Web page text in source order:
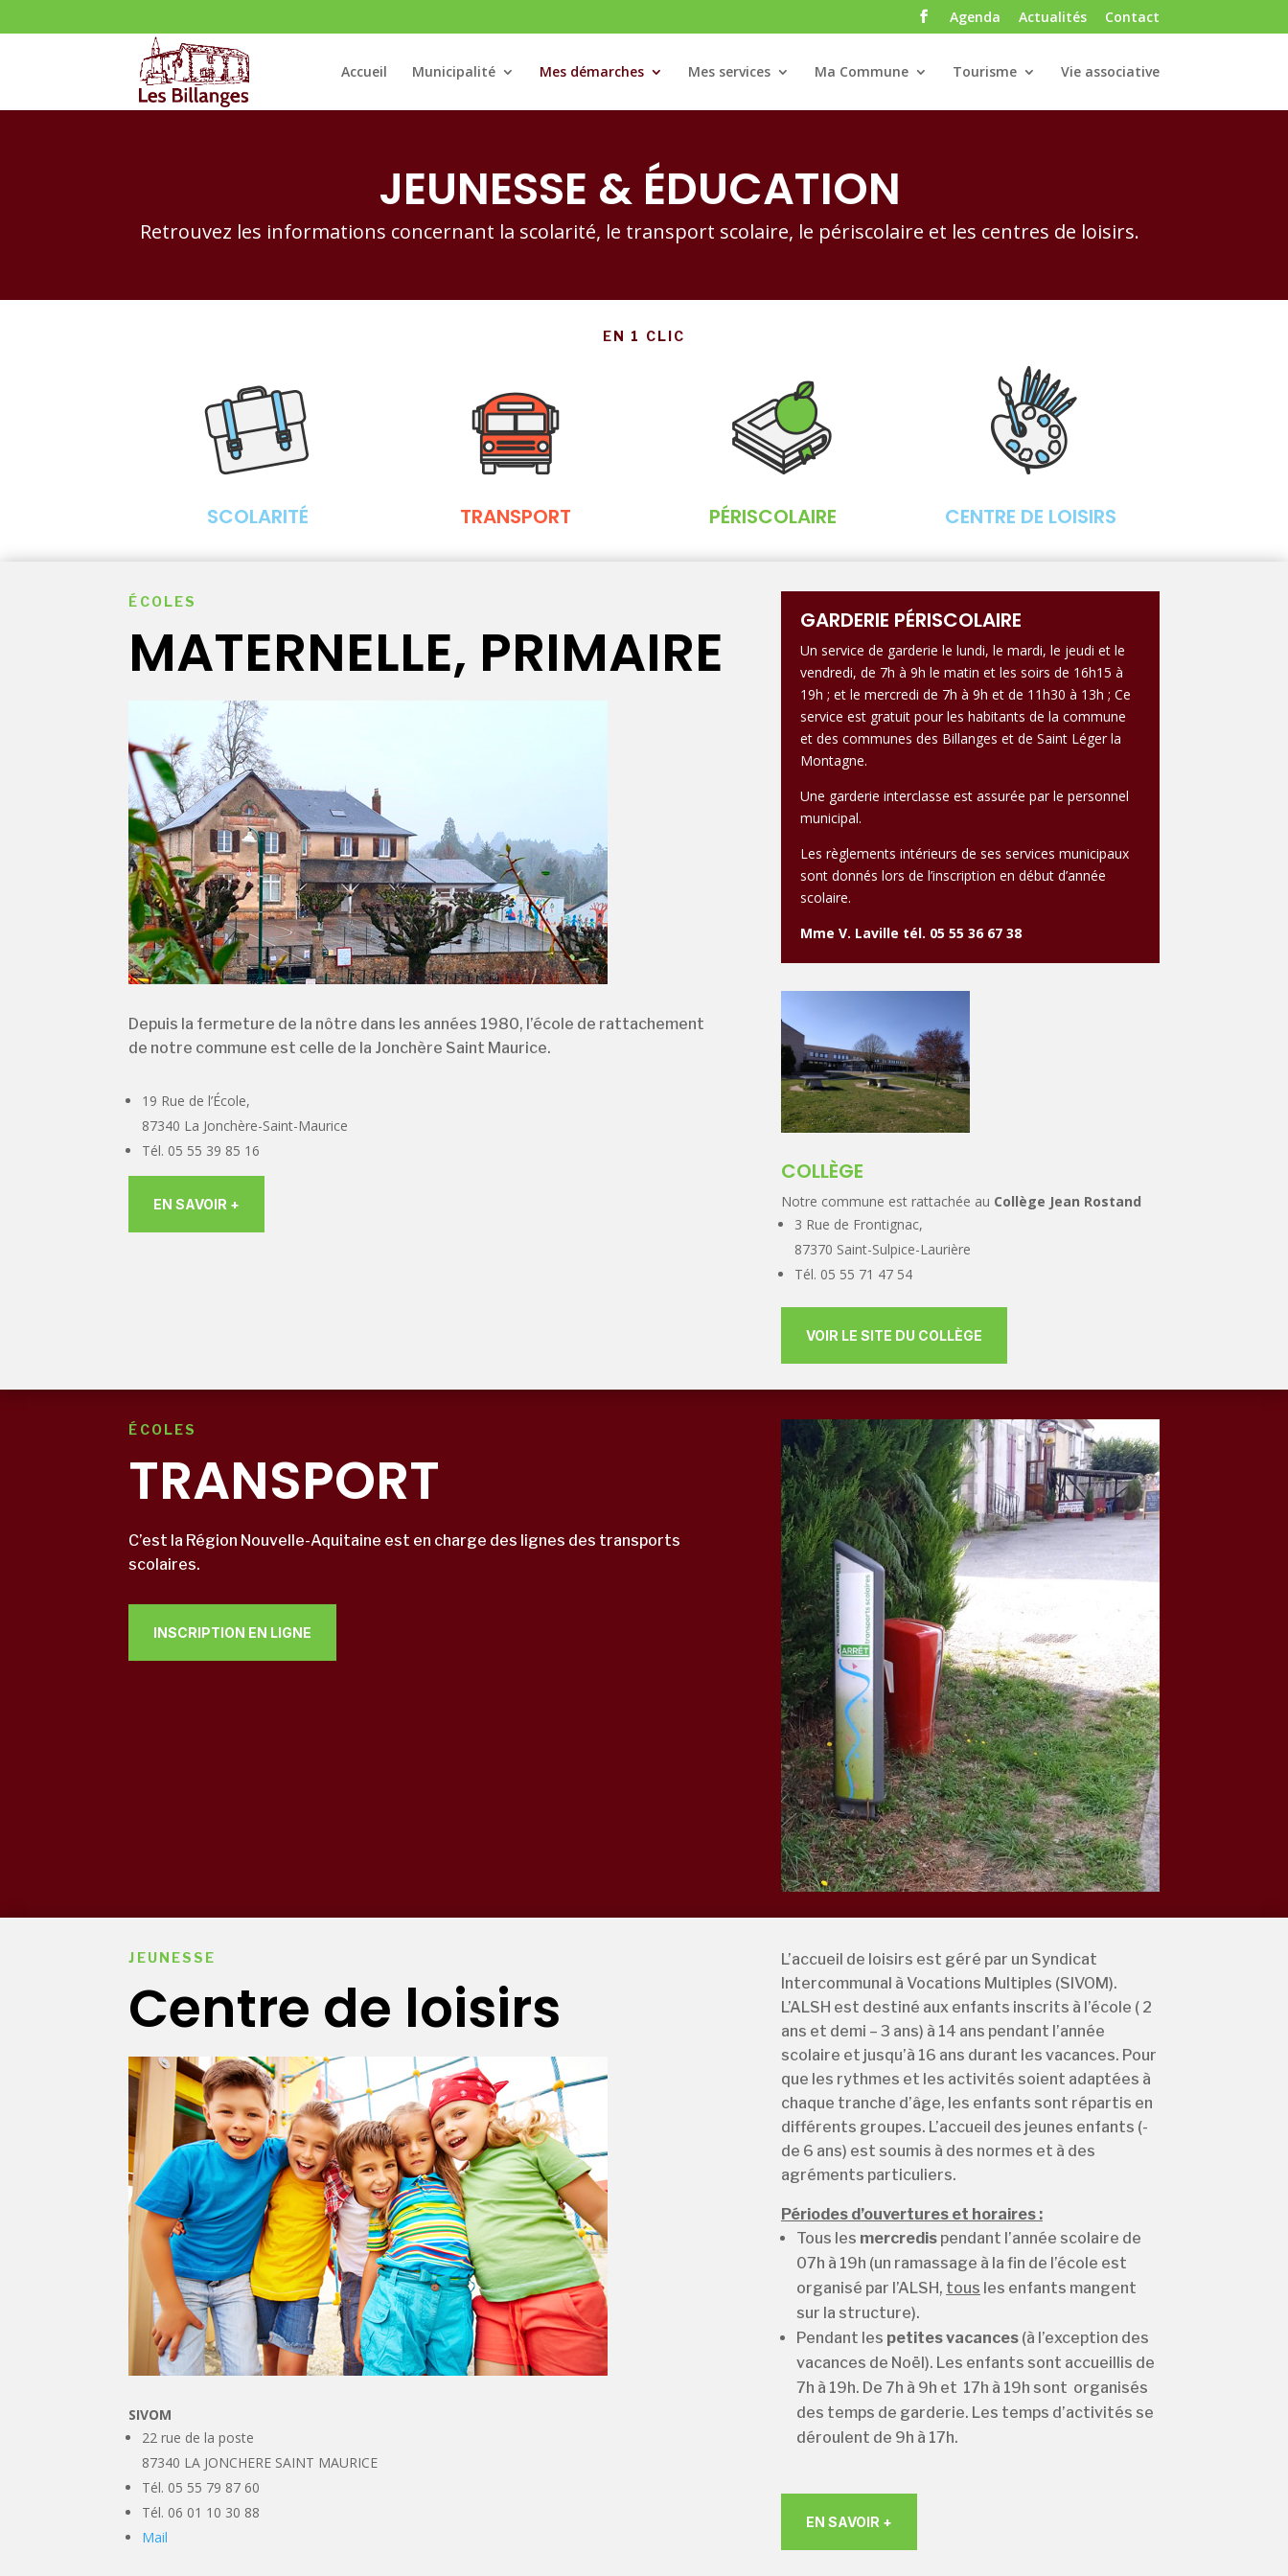
Agenda Actualités Contact
Accueil Municipalité Mes démarches Mes services Ma Commune Tourisme Vie associative
JEUNESSE & ÉDUCATION
Retrouvez les informations concernant la scolarité, le transport scolaire, le périscolaire et les centres de loisirs.
EN 1 CLIC
SCOLARITÉ TRANSPORT PÉRISCOLAIRE CENTRE DE LOISIRS
ÉCOLES
MATERNELLE, PRIMAIRE
Depuis la fermeture de la nôtre dans les années 1980, l’école de rattachement
de notre commune est celle de la Jonchère Saint Maurice.
19 Rue de l’École,
87340 La Jonchère-Saint-Maurice
Tél. 05 55 39 85 16
EN SAVOIR +
GARDERIE PÉRISCOLAIRE
Un service de garderie le lundi, le mardi, le jeudi et le
vendredi, de 7h à 9h le matin et les soirs de 16h15 à
19h ; et le mercredi de 7h à 9h et de 11h30 à 13h ; Ce
service est gratuit pour les habitants de la commune
et des communes des Billanges et de Saint Léger la
Montagne.
Une garderie interclasse est assurée par le personnel
municipal.
Les règlements intérieurs de ses services municipaux
sont donnés lors de l’inscription en début d’année
scolaire.
Mme V. Laville tél. 05 55 36 67 38
COLLÈGE
Notre commune est rattachée au Collège Jean Rostand
3 Rue de Frontignac,
87370 Saint-Sulpice-Laurière
Tél. 05 55 71 47 54
VOIR LE SITE DU COLLÈGE
ÉCOLES
TRANSPORT
C’est la Région Nouvelle-Aquitaine est en charge des lignes des transports
scolaires.
INSCRIPTION EN LIGNE
JEUNESSE
Centre de loisirs
SIVOM
22 rue de la poste
87340 LA JONCHERE SAINT MAURICE
Tél. 05 55 79 87 60
Tél. 06 01 10 30 88
Mail
L’accueil de loisirs est géré par un Syndicat
Intercommunal à Vocations Multiples (SIVOM).
L’ALSH est destiné aux enfants inscrits à l’école ( 2
ans et demi – 3 ans) à 14 ans pendant l’année
scolaire et jusqu’à 16 ans durant les vacances. Pour
que les rythmes et les activités soient adaptées à
chaque tranche d’âge, les enfants sont répartis en
différents groupes. L’accueil des jeunes enfants (-
de 6 ans) est soumis à des normes et à des
agréments particuliers.
Périodes d’ouvertures et horaires :
Tous les mercredispendant l’année scolaire de
07h à 19h (un ramassage à la fin de l’école est
organisé par l’ALSH, tous les enfants mangent
sur la structure).
Pendant les petites vacances(à l’exception des
vacances de Noël). Les enfants sont accueillis de
7h à 19h. De 7h à 9h et 17h à 19h sont organisés
des temps de garderie. Les temps d’activités se
déroulent de 9h à 17h.
EN SAVOIR +